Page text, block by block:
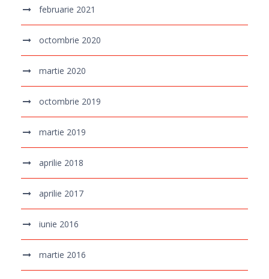
februarie 2021
octombrie 2020
martie 2020
octombrie 2019
martie 2019
aprilie 2018
aprilie 2017
iunie 2016
martie 2016